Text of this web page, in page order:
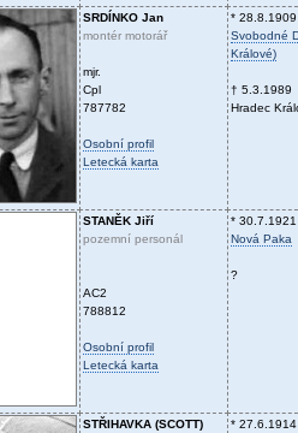
SRDÍNKO Jan
montér motorář
mjr.
Cpl
787782
Osobní profil
Letecká karta
* 28.8.1909
Svobodné
Králové)
† 5.3.1989
Hradec
STANĚK Jiří
pozemní personál
AC2
788812
Osobní profil
Letecká karta
* 30.7.1921
Nová Paka
?
STŘIHAVKA (SCOTT)
* 27.6.1914